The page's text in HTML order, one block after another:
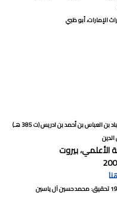
الإمارات، أبو ظبي
العباس بن أحمد بن ادريس (ت 385 هـ)
الأعلمي، بيروت
تحميل ط. دار القلم 1974 تحقيق: محمد حسين آل ياسين